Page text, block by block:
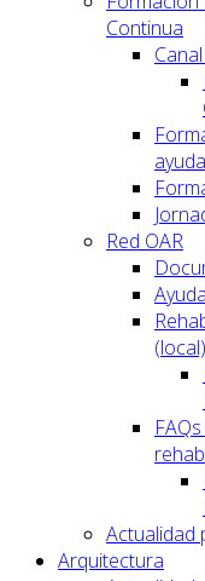
Continua
Red OAR
(local)
Actualidad
Arquitectura